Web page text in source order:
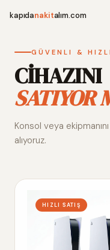
kapıdanakitalım.com
GÜVENLI &
CİHAZINI
SATIYOR
Konsol veya
alıyoruz.
HIZLI SATIŞ